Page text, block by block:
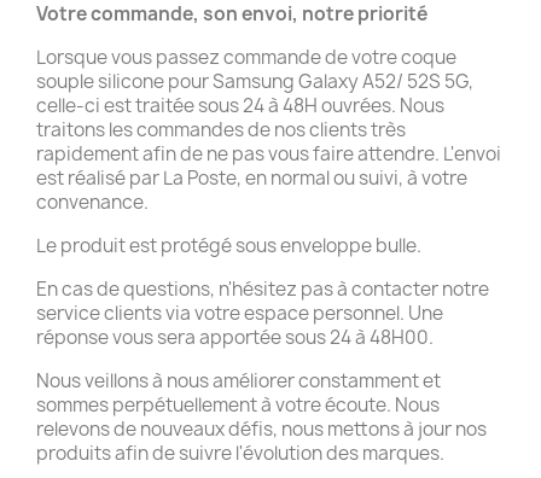
Votre commande, son envoi, notre priorité
Lorsque vous passez commande de votre coque
souple silicone pour Samsung Galaxy A52/ 52S 5G,
celle-ci est traitée sous 24 à 48H ouvrées. Nous
traitons les commandes de nos clients très
rapidement afin de ne pas vous faire attendre. L'envoi
est réalisé par La Poste, en normal ou suivi, à votre
convenance.
Le produit est protégé sous enveloppe bulle.
En cas de questions, n'hésitez pas à contacter notre
service clients via votre espace personnel. Une
réponse vous sera apportée sous 24 à 48H00.
Nous veillons à nous améliorer constamment et
sommes perpétuellement à votre écoute. Nous
relevons de nouveaux défis, nous mettons à jour nos
produits afin de suivre l'évolution des marques.